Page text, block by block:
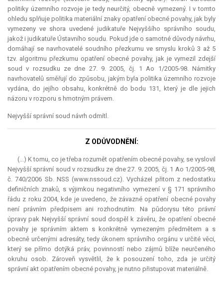
politiky územního rozvoje je tedy neurčitý, obecně vymezený. I v tomto
ohledu splňuje politika materiální znaky opatření obecné povahy, jak byly
vymezeny ve shora uvedené judikatuře Nejvyššího správního soudu,
jakož i judikatuře Ústavního soudu. Pokud jde o samotné důvody návrhu,
domáhají se navrhovatelé soudního přezkumu ve smyslu kroků 3 až 5
tzv. algoritmu přezkumu opatření obecné povahy, jak je vymezil zdejší
soud v rozsudku ze dne 27. 9. 2005, čj. 1 Ao 1/2005-98. Námitky
navrhovatelů směřují do způsobu, jakým byla politika územního rozvoje
vydána, do jejího obsahu, konkrétně do bodu 131, který je dle jejich
názoru v rozporu s hmotným právem.
Nejvyšší správní soud návrh odmítl.
Z ODŮVODNĚNÍ:
(...) K tomu, co je třeba rozumět opatřením obecné povahy, se vyslovil
Nejvyšší správní soud v rozsudku ze dne 27. 9. 2005, čj. 1 Ao 1/2005-98,
č. 740/2006 Sb. NSS (www.nssoud.cz). Vycházel přitom z nedostatku
definičních znaků, s výjimkou negativního vymezení v § 171 správního
řádu z roku 2004, kde je uvedeno, že závazné opatření obecné povahy
není právním předpisem ani rozhodnutím. Na půdorysu této právní
úpravy pak Nejvyšší správní soud dospěl k závěru, že opatření obecné
povahy je správním aktem s konkrétně vymezeným předmětem a s
obecně určenými adresáty, tedy úkonem správního orgánu v určité věci,
který se přímo dotýká práv, povinností nebo zájmů blíže neurčeného
okruhu osob. Zároveň vysvětlil, že k posouzení toho, zda je určitý
správní akt opatřením obecné povahy, je nutno přistupovat materiálně.